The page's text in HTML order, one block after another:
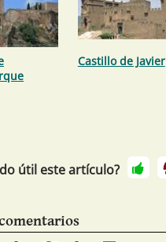
Castillo de Javier
útil este artículo?